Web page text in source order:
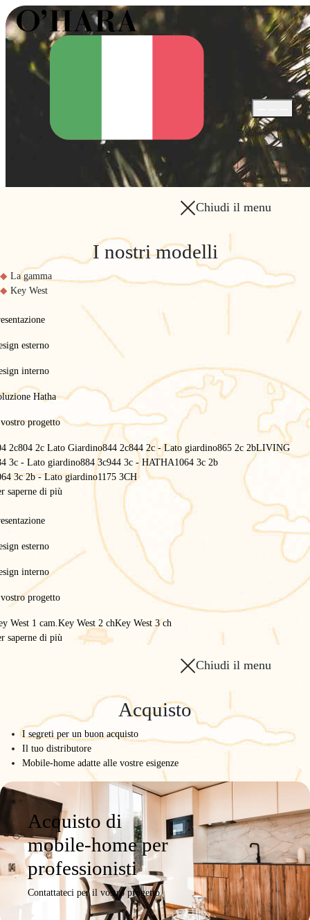
Apri /
Chiudi il menu
I nostri modelli
La gamma
Key West
esterno
interno
Hatha
progetto
2c804 2c Lato Giardino844 2c844 2c - Lato giardino865 2c 2bLIVING
3c - Lato giardino884 3c944 3c - HATHA1064 3c 2b
3c 2b - Lato giardino1175 3CH
saperne di più
esterno
interno
progetto
West 1 cam. Key West 2 chKey West 3 ch
saperne di più
Chiudi il menu
Acquisto
I segreti per un buon acquisto
Il tuo distributore
Mobile-home adatte alle vostre esigenze
Acquisto di
mobile-home per
professionisti
Contattateci per il vostro progetto